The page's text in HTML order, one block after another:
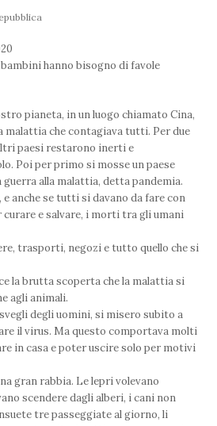
hanno bisogno di favole
pianeta, in un luogo chiamato Cina,
malattia che contagiava tutti. Per due
paesi restarono inerti e
Poi per primo si mosse un paese
alla malattia, detta pandemia.
anche se tutti si davano da fare con
e salvare, i morti tra gli umani
trasporti, negozi e tutto quello che si
la brutta scoperta che la malattia si
agli animali.
degli uomini, si misero subito a
il virus. Ma questo comportava molti
in casa e poter uscire solo per motivi
gran rabbia. Le lepri volevano
scendere dagli alberi, i cani non
tre passeggiate al giorno, li